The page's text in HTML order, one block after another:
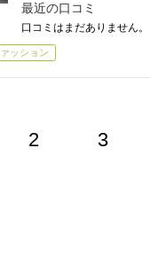
最近の口コミ
口コミはまだありません。
ッション
2
3